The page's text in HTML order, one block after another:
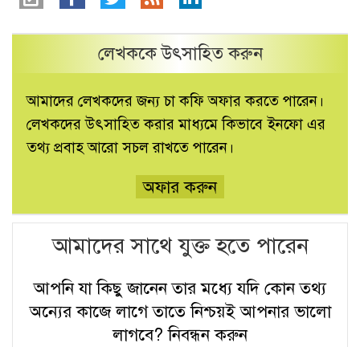
লেখককে উৎসাহিত করুন
আমাদের লেখকদের জন্য চা কফি অফার করতে পারেন।
লেখকদের উৎসাহিত করার মাধ্যমে কিভাবে ইনফো এর
তথ্য প্রবাহ আরো সচল রাখতে পারেন।
অফার করুন
আমাদের সাথে যুক্ত হতে পারেন
আপনি যা কিছু জানেন তার মধ্যে যদি কোন তথ্য
অন্যের কাজে লাগে তাতে নিশ্চয়ই আপনার ভালো
লাগবে?নিবন্ধন করুন